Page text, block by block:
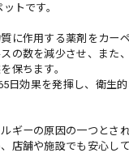
トです。
に作用する薬剤をカー
の数を減少させ、また
保ちます。
日効果を発揮し、衛生
ギーの原因の一つとさ
店舗や施設でも安心し